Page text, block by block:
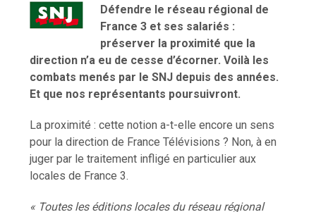
Défendre le réseau régional de
France 3 et ses salariés :
préserver la proximité que la
direction n’a eu de cesse d’écorner. Voilà les
combats menés par le SNJ depuis des années.
Et que nos représentants poursuivront.
La proximité : cette notion a-t-elle encore un sens
pour la direction de France Télévisions ? Non, à en
juger par le traitement infligé en particulier aux
locales de France 3.
« Toutes les éditions locales du réseau régional